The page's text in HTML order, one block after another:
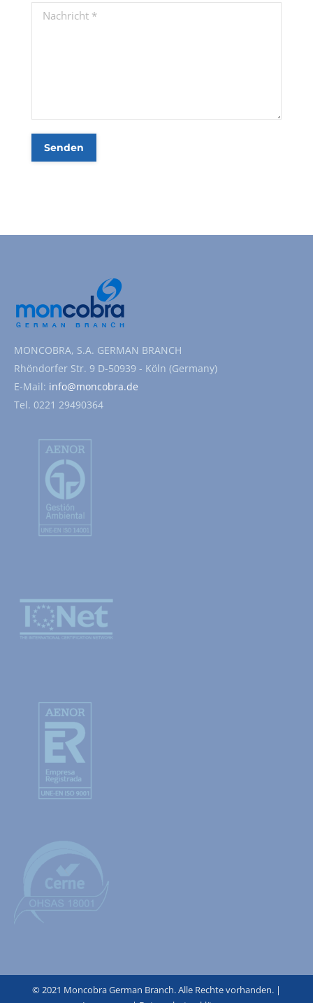
Nachricht *
Senden
MONCOBRA, S.A. GERMAN BRANCH
Rhöndorfer Str. 9 D-50939 - Köln (Germany)
E-Mail: info@moncobra.de
Tel. 0221 29490364
© 2021 Moncobra German Branch. Alle Rechte vorhanden. |